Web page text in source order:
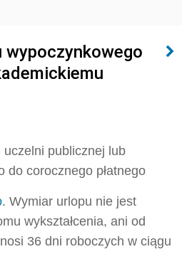
wypoczynkowego
publicznej lub
do corocznego płatnego
. Wymiar urlopu nie jest
wykształcenia, ani od
36 dni roboczych w ciągu